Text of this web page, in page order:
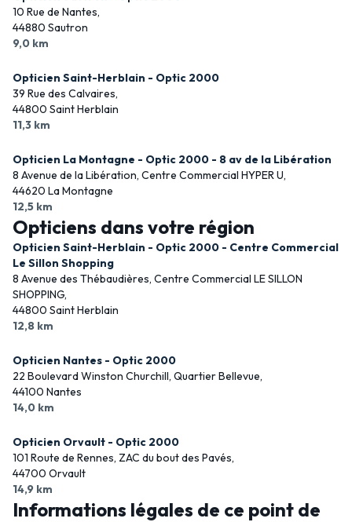
10 Rue de Nantes,
44880 Sautron
9,0 km
Opticien Saint-Herblain - Optic 2000
39 Rue des Calvaires,
44800 Saint Herblain
11,3 km
Opticien La Montagne - Optic 2000 - 8 av de la Libération
8 Avenue de la Libération, Centre Commercial HYPER U,
44620 La Montagne
12,5 km
Opticiens dans votre région
Opticien Saint-Herblain - Optic 2000 - Centre Commercial
Le Sillon Shopping
8 Avenue des Thébaudières, Centre Commercial LE SILLON
SHOPPING,
44800 Saint Herblain
12,8 km
Opticien Nantes - Optic 2000
22 Boulevard Winston Churchill, Quartier Bellevue,
44100 Nantes
14,0 km
Opticien Orvault - Optic 2000
101 Route de Rennes, ZAC du bout des Pavés,
44700 Orvault
14,9 km
Informations légales de ce point de